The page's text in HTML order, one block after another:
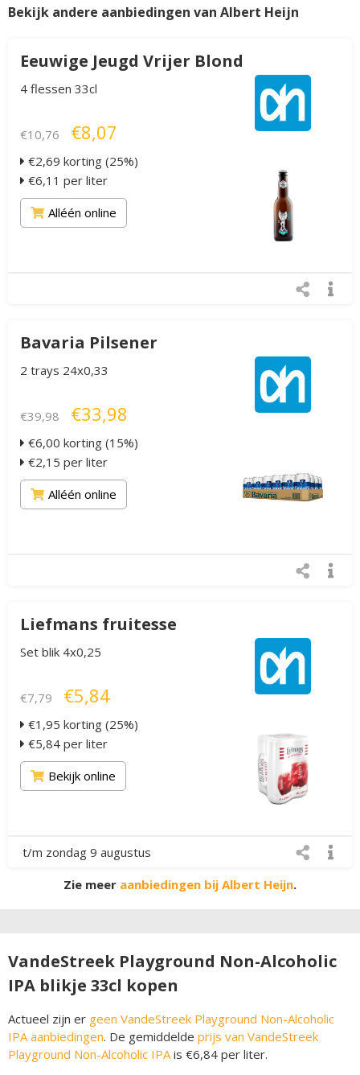
Bekijk andere aanbiedingen van Albert Heijn
Eeuwige Jeugd Vrijer Blond
4 flessen 33cl
€10,76 €8,07
€2,69 korting (25%)
€6,11 per liter
Alléén online
Bavaria Pilsener
2 trays 24x0,33
€39,98 €33,98
€6,00 korting (15%)
€2,15 per liter
Alléén online
Liefmans fruitesse
Set blik 4x0,25
€7,79 €5,84
€1,95 korting (25%)
€5,84 per liter
Bekijk online
t/m zondag 9 augustus
Zie meer aanbiedingen bij Albert Heijn.
VandeStreek Playground Non-Alcoholic
IPA blikje 33cl kopen
Actueel zijn er geen VandeStreek Playground Non-Alcoholic
IPA aanbiedingen. De gemiddelde prijs van VandeStreek
Playground Non-Alcoholic IPAis €6,84 per liter.